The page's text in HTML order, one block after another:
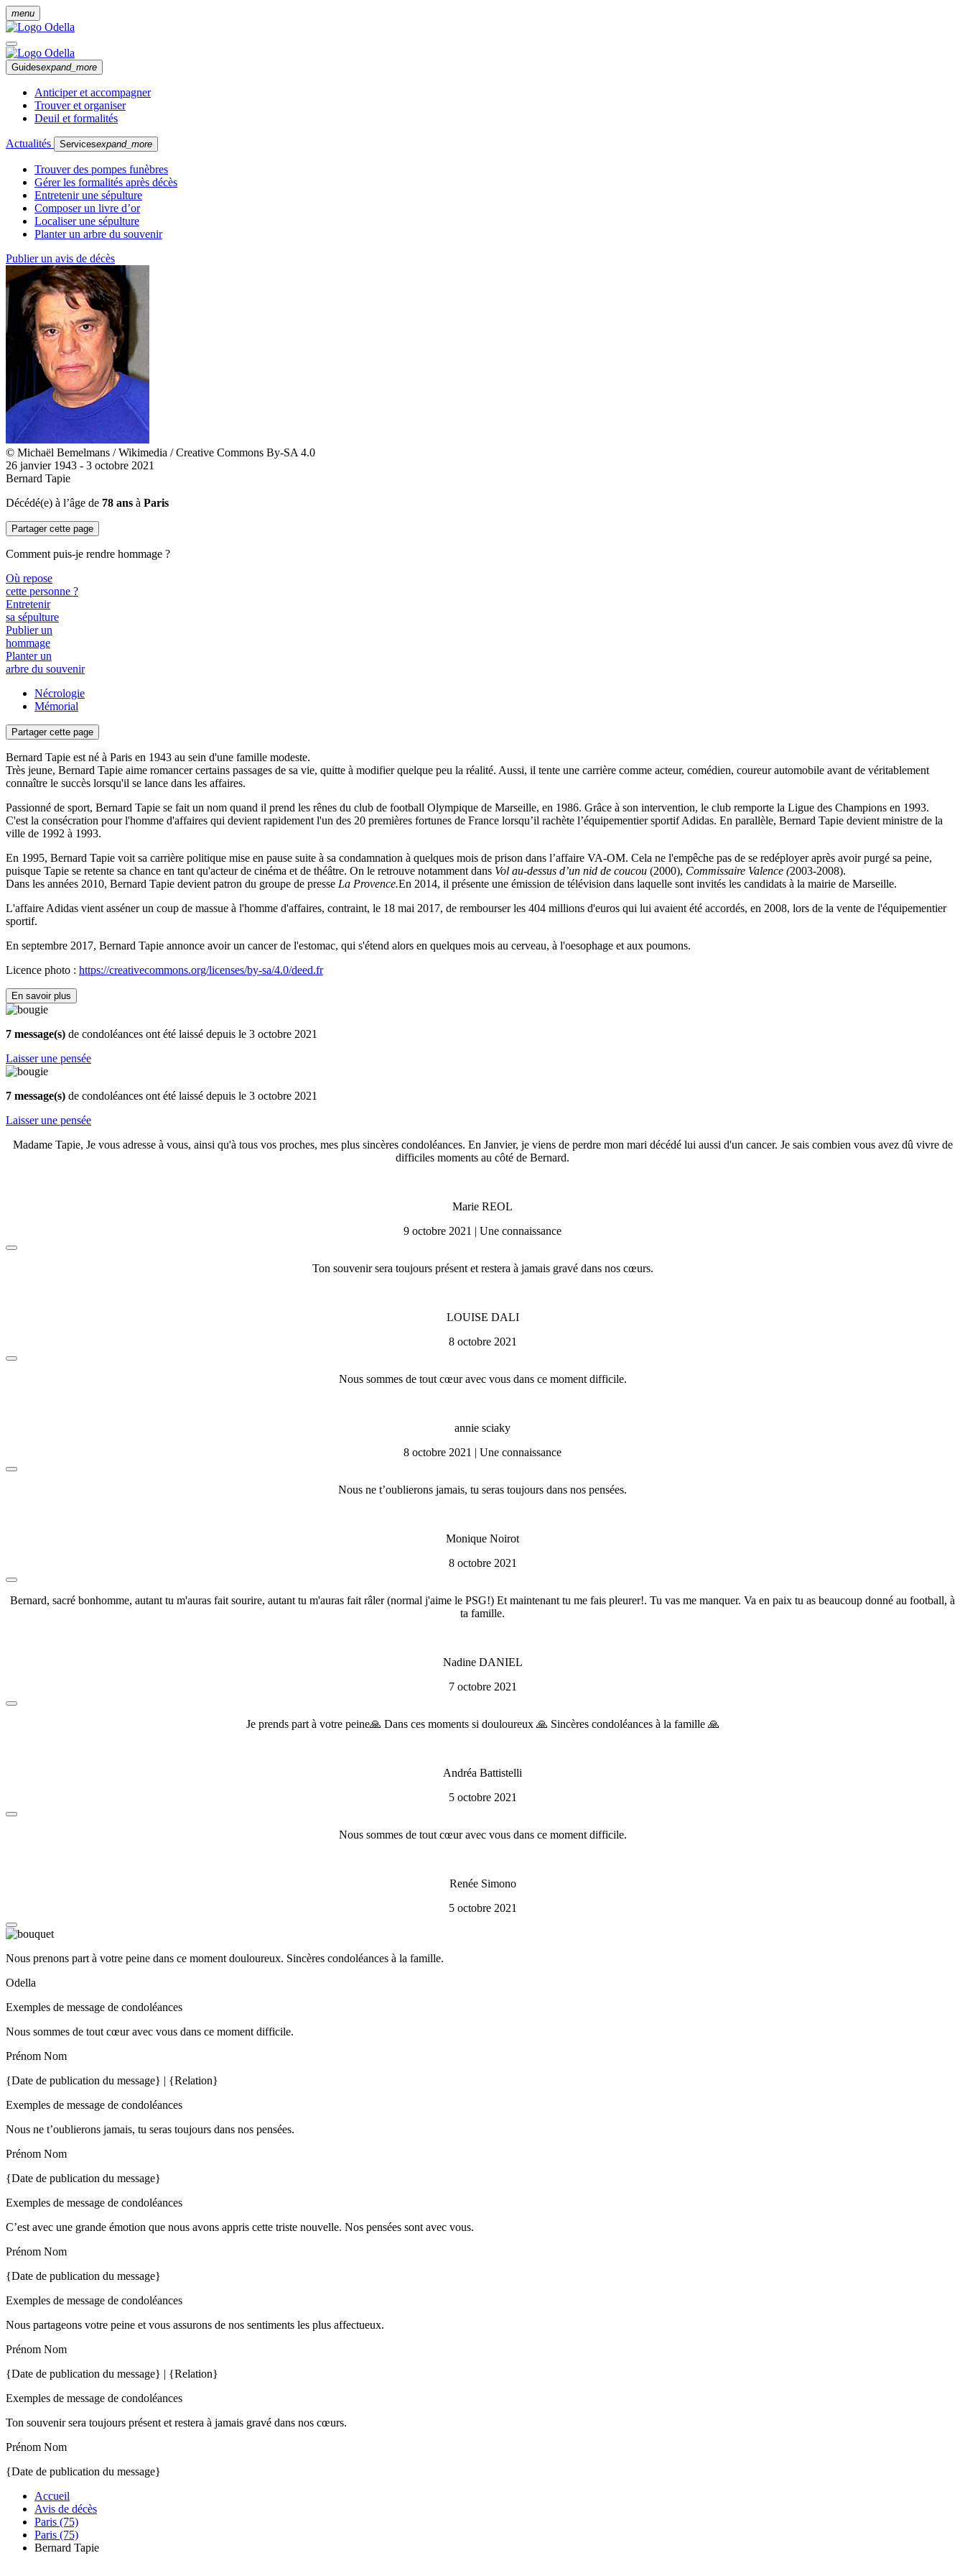
menu
Guidesexpand_more
Anticiper et accompagner
Trouver et organiser
Deuil et formalités
Actualités Servicesexpand_more
Trouver des pompes funèbres
Gérer les formalités après décès
Entretenir une sépulture
Composer un livre d’or
Localiser une sépulture
Planter un arbre du souvenir
Publier un avis de décès
© Michaël Bemelmans / Wikimedia / Creative Commons By-SA 4.0
26 janvier 1943 - 3 octobre 2021
Bernard Tapie
Décédé(e) à l’âge de 78 ans à Paris
Partager cette page
Comment puis-je rendre hommage ?
Où repose
cette personne ?
Entretenir
sa sépulture
Publier un
hommage
Planter un
arbre du souvenir
Nécrologie
Mémorial
Partager cette page
Bernard Tapie est né à Paris en 1943 au sein d'une famille modeste.
Très jeune, Bernard Tapie aime romancer certains passages de sa vie, quitte à modifier quelque peu la réalité. Aussi, il tente une carrière comme acteur, comédien, coureur automobile avant de véritablement
connaître le succès lorsqu'il se lance dans les affaires.
Passionné de sport, Bernard Tapie se fait un nom quand il prend les rênes du club de football Olympique de Marseille, en 1986. Grâce à son intervention, le club remporte la Ligue des Champions en 1993.
C'est la consécration pour l'homme d'affaires qui devient rapidement l'un des 20 premières fortunes de France lorsqu’il rachète l’équipementier sportif Adidas. En parallèle, Bernard Tapie devient ministre de la
ville de 1992 à 1993.
En 1995, Bernard Tapie voit sa carrière politique mise en pause suite à sa condamnation à quelques mois de prison dans l’affaire VA-OM. Cela ne l'empêche pas de se redéployer après avoir purgé sa peine,
puisque Tapie se retente sa chance en tant qu'acteur de cinéma et de théâtre. On le retrouve notamment dans Vol au-dessus d’un nid de coucou (2000), Commissaire Valence (2003-2008).
Dans les années 2010, Bernard Tapie devient patron du groupe de presse La Provence.En 2014, il présente une émission de télévision dans laquelle sont invités les candidats à la mairie de Marseille.
L'affaire Adidas vient asséner un coup de massue à l'homme d'affaires, contraint, le 18 mai 2017, de rembourser les 404 millions d'euros qui lui avaient été accordés, en 2008, lors de la vente de l'équipementier
sportif.
En septembre 2017, Bernard Tapie annonce avoir un cancer de l'estomac, qui s'étend alors en quelques mois au cerveau, à l'oesophage et aux poumons.
Licence photo : https://creativecommons.org/licenses/by-sa/4.0/deed.fr
En savoir plus
7 message(s) de condoléances ont été laissé depuis le 3 octobre 2021
Laisser une pensée
7 message(s) de condoléances ont été laissé depuis le 3 octobre 2021
Laisser une pensée
Madame Tapie, Je vous adresse à vous, ainsi qu'à tous vos proches, mes plus sincères condoléances. En Janvier, je viens de perdre mon mari décédé lui aussi d'un cancer. Je sais combien vous avez dû vivre de
difficiles moments au côté de Bernard.
Marie REOL
9 octobre 2021 | Une connaissance
Ton souvenir sera toujours présent et restera à jamais gravé dans nos cœurs.
LOUISE DALI
8 octobre 2021
Nous sommes de tout cœur avec vous dans ce moment difficile.
annie sciaky
8 octobre 2021 | Une connaissance
Nous ne t’oublierons jamais, tu seras toujours dans nos pensées.
Monique Noirot
8 octobre 2021
Bernard, sacré bonhomme, autant tu m'auras fait sourire, autant tu m'auras fait râler (normal j'aime le PSG!) Et maintenant tu me fais pleurer!. Tu vas me manquer. Va en paix tu as beaucoup donné au football, à
ta famille.
Nadine DANIEL
7 octobre 2021
Je prends part à votre peine🙏 Dans ces moments si douloureux 🙏 Sincères condoléances à la famille 🙏
Andréa Battistelli
5 octobre 2021
Nous sommes de tout cœur avec vous dans ce moment difficile.
Renée Simono
5 octobre 2021
Nous prenons part à votre peine dans ce moment douloureux. Sincères condoléances à la famille.
Odella
Exemples de message de condoléances
Nous sommes de tout cœur avec vous dans ce moment difficile.
Prénom Nom
{Date de publication du message} | {Relation}
Exemples de message de condoléances
Nous ne t’oublierons jamais, tu seras toujours dans nos pensées.
Prénom Nom
{Date de publication du message}
Exemples de message de condoléances
C’est avec une grande émotion que nous avons appris cette triste nouvelle. Nos pensées sont avec vous.
Prénom Nom
{Date de publication du message}
Exemples de message de condoléances
Nous partageons votre peine et vous assurons de nos sentiments les plus affectueux.
Prénom Nom
{Date de publication du message} | {Relation}
Exemples de message de condoléances
Ton souvenir sera toujours présent et restera à jamais gravé dans nos cœurs.
Prénom Nom
{Date de publication du message}
Accueil
Avis de décès
Paris (75)
Paris (75)
Bernard Tapie